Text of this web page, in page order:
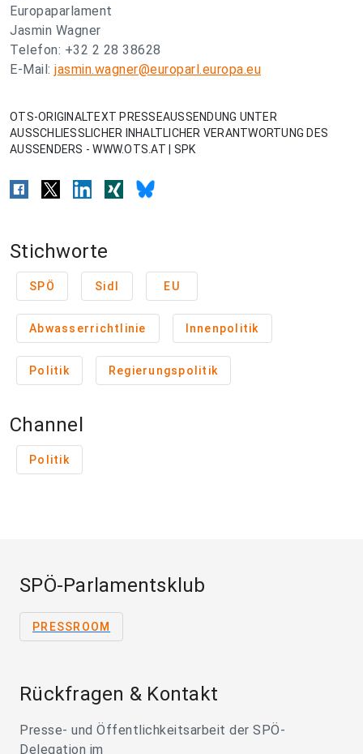
Europaparlament
Jasmin Wagner
Telefon: +32 2 28 38628
E-Mail: jasmin.wagner@europarl.europa.eu
OTS-ORIGINALTEXT PRESSEAUSSENDUNG UNTER
AUSSCHLIESSLICHER INHALTLICHER VERANTWORTUNG DES
AUSSENDERS - WWW.OTS.AT | SPK
Stichworte
SPÖ Sidl EU
Abwasserrichtlinie Innenpolitik
Politik Regierungspolitik
Channel
Politik
SPÖ-Parlamentsklub
PRESSROOM
Rückfragen & Kontakt
Presse- und Öffentlichkeitsarbeit der SPÖ-
Delegation im